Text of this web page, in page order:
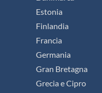
Estonia
Finlandia
Francia
Germania
Gran Bretagna
Grecia e Cipro